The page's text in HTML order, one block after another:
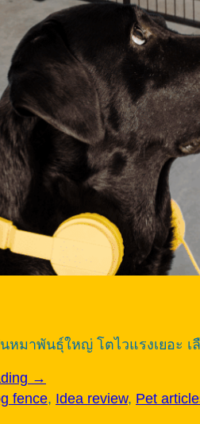
หมาพันธุ์ใหญ่ โตไวแรงเยอะ
→
fence, Idea review, Pet